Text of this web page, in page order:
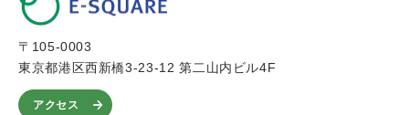
〒105-0003
東京都港区西新橋3-23-12 第二山内ビル4F
アクセス